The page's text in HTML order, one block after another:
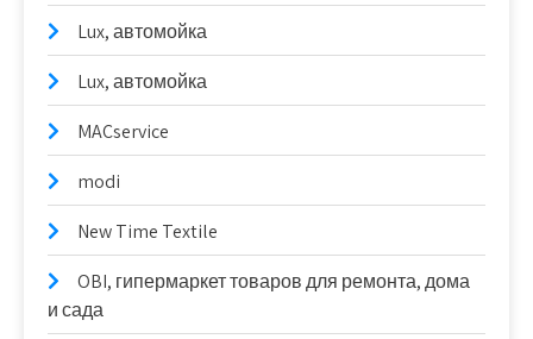
Lux, автомойка
Lux, автомойка
MACservice
modi
New Time Textile
OBI, гипермаркет товаров для ремонта, дома
и сада